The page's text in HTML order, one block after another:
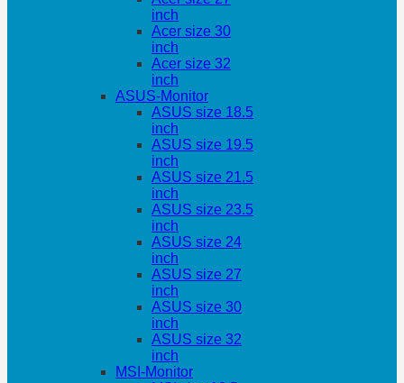
inch
Acer size 30
inch
Acer size 32
inch
ASUS-Monitor
ASUS size 18.5
inch
ASUS size 19.5
inch
ASUS size 21.5
inch
ASUS size 23.5
inch
ASUS size 24
inch
ASUS size 27
inch
ASUS size 30
inch
ASUS size 32
inch
MSI-Monitor